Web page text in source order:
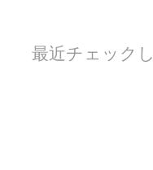
最近チェック